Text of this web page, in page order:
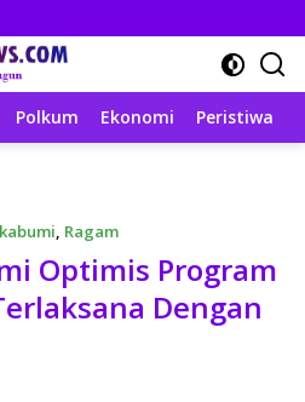
Polkum Ekonomi Peristiwa
, Ragam
Optimis Program
Dengan